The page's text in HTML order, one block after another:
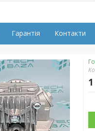
Гарантія Контакти